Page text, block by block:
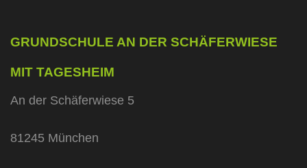
GRUNDSCHULE AN DER SCHÄFERWIESE
MIT TAGESHEIM
An der Schäferwiese 5
81245 München